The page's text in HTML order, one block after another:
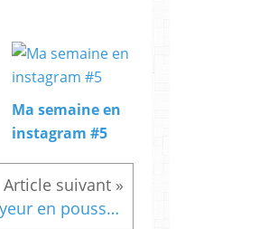
Ma semaine en
instagram #5
Une petite frayeur en poussette